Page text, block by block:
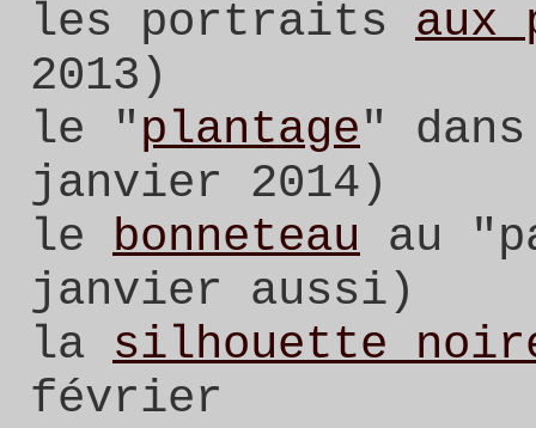
les portraits aux
2013)
le "plantage"
janvier 2014)
le bonneteau au
janvier aussi)
la silhouette
février